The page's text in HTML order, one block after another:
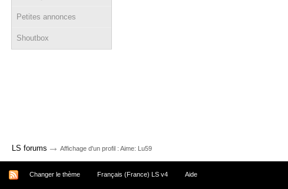
Petites annonces
Shoutbox
LS forums → Affichage d'un profil : Aime: Lu59
Changer le thème Français (France) LS v4 Aide